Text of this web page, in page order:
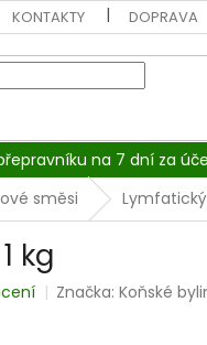
KONTAKTY DOPRAVA
na 7 dní za
směsi
kg
Značka:Koňské